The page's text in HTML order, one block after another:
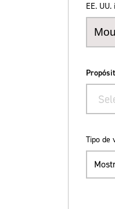
EE.
Tipo de